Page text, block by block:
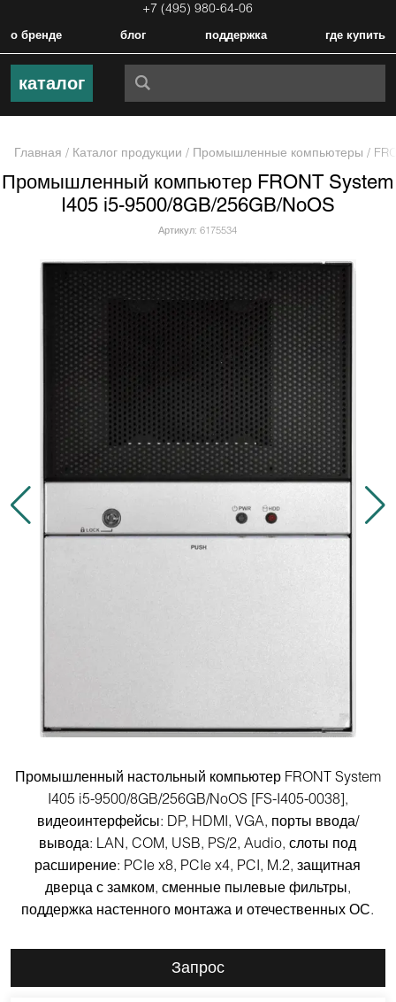
+7 (495) 980-64-06
о бренде блог поддержка где купить
каталог
Главная / Каталог продукции / Промышленные компьютеры /
Промышленный компьютер FRONT System
I405 i5-9500/8GB/256GB/NoOS
Артикул: 6175534
Промышленный настольный компьютер FRONT System
I405 i5-9500/8GB/256GB/NoOS [FS-I405-0038],
видеоинтерфейсы: DP, HDMI, VGA, порты ввода/
вывода: LAN, COM, USB, PS/2, Audio, слоты под
расширение: PCIe x8, PCIe x4, PCI, M.2, защитная
дверца с замком, сменные пылевые фильтры,
поддержка настенного монтажа и отечественных ОС.
Запрос